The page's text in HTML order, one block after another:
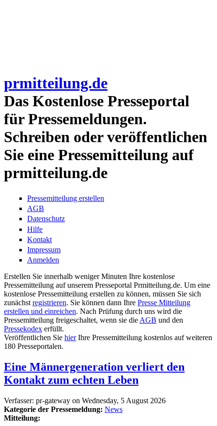
prmitteilung.de
Das Kostenlose Presseportal
für Pressemeldungen.
Schreiben oder veröffentlichen
Sie eine Pressemitteilung auf
prmitteilung.de
Pressemitteilung erstellen
AGB
Datenschutz
Hilfe
Kontakt
Impressum
Anmelden
Erstellen Sie innerhalb weniger Minuten Ihre kostenlose
Pressemitteilung auf unserem Presseportal Prmitteilung.de. Um eine
kostenlose Pressemitteilung erstellen zu können, müssen Sie sich
zunächst registrieren. Sie können dann Ihre Presse Mitteilung
erstellen und einreichen. Nach Prüfung durch uns wird die
Pressemitteilung freigeschaltet, wenn sie die AGB und den
Pressekodex erfüllt.
Veröffentlichen Sie hierIhre Pressemitteilung kostenlos auf weiteren
180 Presseportalen.
Eine Männergeneration verliert den
Kontakt zum echten Leben
Verfasser: pr-gateway on Wednesday, 5 August 2026
Kategorie der Pressemeldung: News
Mitteilung: